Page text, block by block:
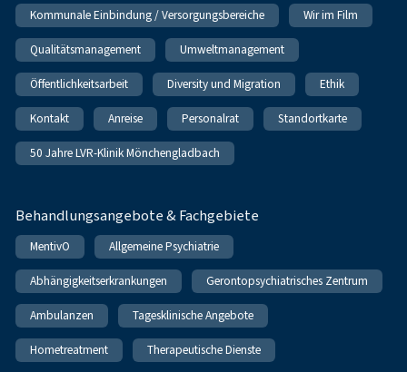
Kommunale Einbindung / Versorgungsbereiche Wir im Film
Qualitätsmanagement Umweltmanagement
Öffentlichkeitsarbeit Diversity und Migration Ethik
Kontakt Anreise Personalrat Standortkarte
50 Jahre LVR-Klinik Mönchengladbach
Behandlungsangebote & Fachgebiete
MentivO Allgemeine Psychiatrie
Abhängigkeitserkrankungen Gerontopsychiatrisches Zentrum
Ambulanzen Tagesklinische Angebote
Hometreatment Therapeutische Dienste